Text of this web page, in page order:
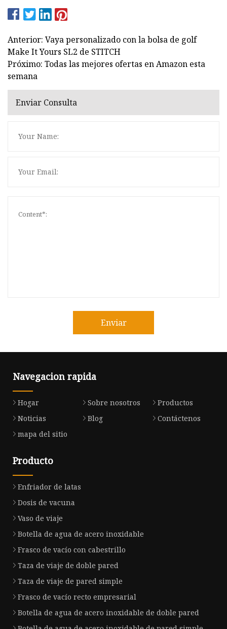
Anterior: Vaya personalizado con la bolsa de golf
Make It Yours SL2 de STITCH
Próximo: Todas las mejores ofertas en Amazon esta
semana
Enviar Consulta
Enviar
Navegacion rapida
Hogar Sobre nosotros
Productos
Noticias
Blog
Contáctenos
mapa del sitio
Producto
Enfriador de latas
Dosis de vacuna
Vaso de viaje
Botella de agua de acero inoxidable
Frasco de vacío con cabestrillo
Taza de viaje de doble pared
Taza de viaje de pared simple
Frasco de vacío recto empresarial
Botella de agua de acero inoxidable de doble pared